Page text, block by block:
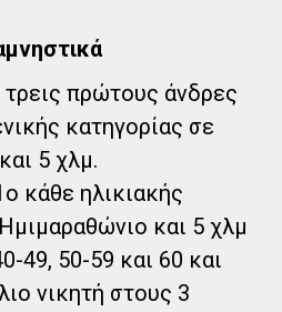
πρώτους άνδρες
κατηγορίας σε
5 χλμ.
κάθε ηλικιακής
και 5 χλμ
49, 50-59 και 60 και
νικητή στους 3